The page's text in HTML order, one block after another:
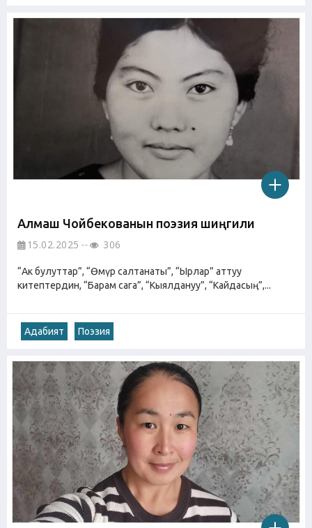
Алмаш Чойбекованын поэзия шиңгили
15.02.2025 306
“Ак булуттар”, “Өмүр салтанаты”, “Ырлар” аттуу
китептердин, “Барам сага”, “Кыялдануу”, “Кайдасың”,...
Адабият Поэзия